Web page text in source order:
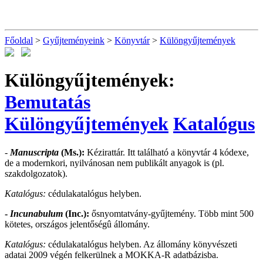
Főoldal > Gyűjteményeink > Könyvtár> Különgyűjtemények
Különgyűjtemények:
Bemutatás
Különgyűjtemények Katalógus
- Manuscripta (Ms.): Kézirattár. Itt található a könyvtár 4 kódexe,
de a modernkori, nyilvánosan nem publikált anyagok is (pl.
szakdolgozatok).
Katalógus: cédulakatalógus helyben.
- Incunabulum (Inc.): ősnyomtatvány-gyűjtemény. Több mint 500
kötetes, országos jelentőségû állomány.
Katalógus: cédulakatalógus helyben. Az állomány könyvészeti
adatai 2009 végén felkerülnek a MOKKA-R adatbázisba.